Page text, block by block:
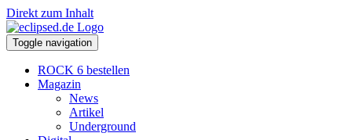
Direkt zum Inhalt
Toggle navigation
ROCK 6 bestellen
Magazin
News
Artikel
Underground